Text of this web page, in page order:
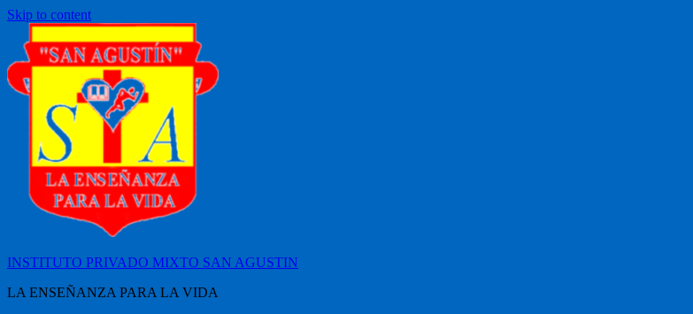
Skip to content
INSTITUTO PRIVADO MIXTO SAN AGUSTIN
LA ENSEÑANZA PARA LA VIDA